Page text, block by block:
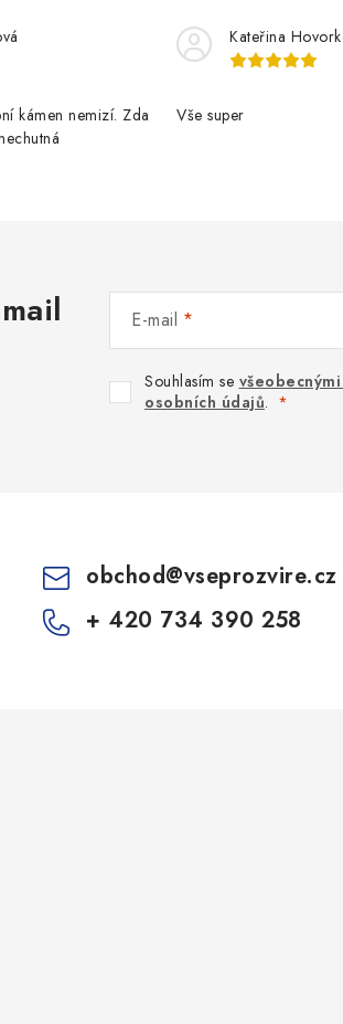
kámen nemizí. Zda
Kateřina
Vše super
E-mail
Souhlasím se
osobních údajů.
obchod@vseprozvire.cz
+ 420 734 390 258